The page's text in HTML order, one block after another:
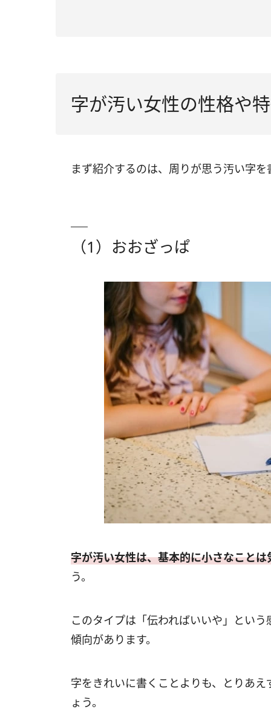
字が汚い女性の性格や
まず紹介するのは、周りが思う汚い字
（1）おおざっぱ
字が汚い女性は、基本的に小さなこと
う。
このタイプは「伝わればいいや」とい
傾向があります。
字をきれいに書くことよりも、とりあ
ょう。